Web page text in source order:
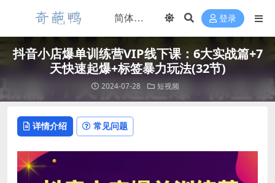
登录
抖音小店爆单训练营VIP线下课：6大实战篇+7
天快速起爆+标签暴力玩法(32节)
2024-07-28 短视频
详情介绍 常见问题